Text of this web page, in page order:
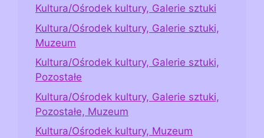
Kultura/Ośrodek kultury, Galerie sztuki
Kultura/Ośrodek kultury, Galerie sztuki,
Muzeum
Kultura/Ośrodek kultury, Galerie sztuki,
Pozostałe
Kultura/Ośrodek kultury, Galerie sztuki,
Pozostałe, Muzeum
Kultura/Ośrodek kultury, Muzeum